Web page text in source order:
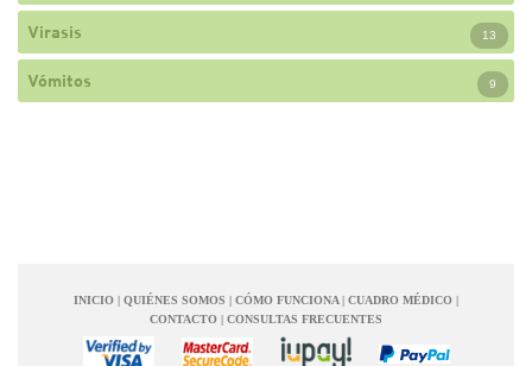
Virasis 13
Vómitos 9
INICIO | QUIÉNES SOMOS | CÓMO FUNCIONA | CUADRO MÉDICO |
CONTACTO | CONSULTAS FRECUENTES